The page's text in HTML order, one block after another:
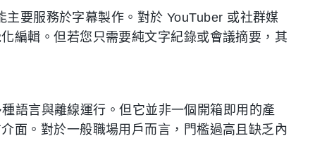
要服務於字幕製作。對於 YouTuber 或社群媒
編輯。但若您只需要純文字紀錄或會議摘要，其
語言與離線運行。但它並非一個開箱即用的產
面。對於一般職場用戶而言，門檻過高且缺乏內